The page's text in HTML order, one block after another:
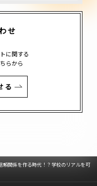
せ
に関する
らから
る
頼関係を作る時代！？学校のリアルを可